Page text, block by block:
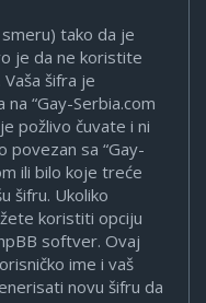
tako da je
je da ne koristite
šifra je
“Gay-Serbia.com
požlivo čuvate i ni
povezan sa “Gay-
ili bilo koje treće
šifru. Ukoliko
koristiti opciju
softver. Ovaj
ime i vaš
novu šifru da